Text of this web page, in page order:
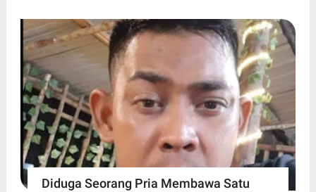
Diduga Seorang Pria Membawa Satu